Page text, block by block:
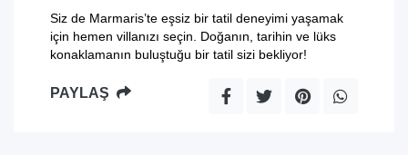
Siz de Marmaris’te eşsiz bir tatil deneyimi yaşamak
için hemen villanızı seçin. Doğanın, tarihin ve lüks
konaklamanın buluştuğu bir tatil sizi bekliyor!
PAYLAŞ